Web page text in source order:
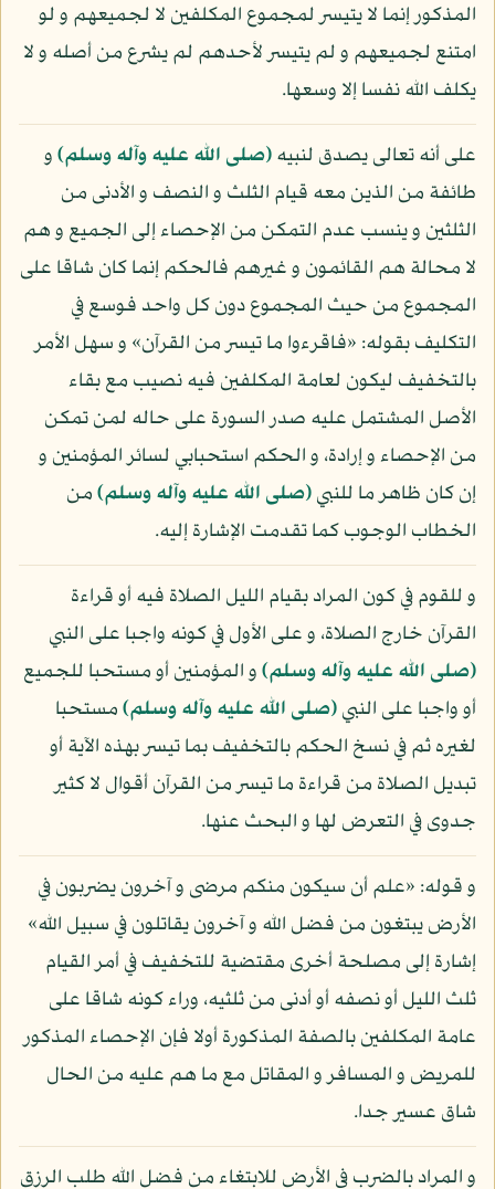
المذكور إنما لا يتيسر لمجموع المكلفين لا لجميعهم و لو
امتنع لجميعهم و لم يتيسر لأحدهم لم يشرع من أصله و لا
يكلف الله نفسا إلا وسعها.
على أنه تعالى يصدق لنبيه(صلى الله عليه وآله وسلم)و
طائفة من الذين معه قيام الثلث و النصف و الأدنى من
الثلثين و ينسب عدم التمكن من الإحصاء إلى الجميع و هم
لا محالة هم القائمون و غيرهم فالحكم إنما كان شاقا على
المجموع من حيث المجموع دون كل واحد فوسع في
التكليف بقوله: «فاقرءوا ما تيسر من القرآن» و سهل الأمر
بالتخفيف ليكون لعامة المكلفين فيه نصيب مع بقاء
الأصل المشتمل عليه صدر السورة على حاله لمن تمكن
من الإحصاء و إرادة، و الحكم استحبابي لسائر المؤمنين و
إن كان ظاهر ما للنبي(صلى الله عليه وآله وسلم)من
الخطاب الوجوب كما تقدمت الإشارة إليه.
و للقوم في كون المراد بقيام الليل الصلاة فيه أو قراءة
القرآن خارج الصلاة، و على الأول في كونه واجبا على النبي
(صلى الله عليه وآله وسلم)و المؤمنين أو مستحبا للجميع
أو واجبا على النبي(صلى الله عليه وآله وسلم)مستحبا
لغيره ثم في نسخ الحكم بالتخفيف بما تيسر بهذه الآية أو
تبديل الصلاة من قراءة ما تيسر من القرآن أقوال لا كثير
جدوى في التعرض لها و البحث عنها.
و قوله: «علم أن سيكون منكم مرضى و آخرون يضربون في
الأرض يبتغون من فضل الله و آخرون يقاتلون في سبيل الله»
إشارة إلى مصلحة أخرى مقتضية للتخفيف في أمر القيام
ثلث الليل أو نصفه أو أدنى من ثلثيه، وراء كونه شاقا على
عامة المكلفين بالصفة المذكورة أولا فإن الإحصاء المذكور
للمريض و المسافر و المقاتل مع ما هم عليه من الحال
شاق عسير جدا.
و المراد بالضرب في الأرض للابتغاء من فضل الله طلب الرزق